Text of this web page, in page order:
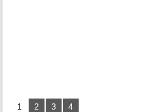
1 2 3 4